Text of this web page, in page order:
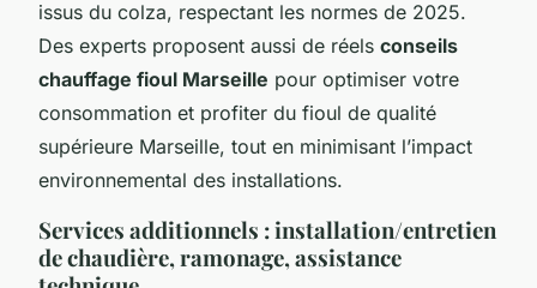
issus du colza, respectant les normes de 2025.
Des experts proposent aussi de réels conseils
chauffage fioul Marseille pour optimiser votre
consommation et profiter du fioul de qualité
supérieure Marseille, tout en minimisant l’impact
environnemental des installations.
Services additionnels : installation/entretien
de chaudière, ramonage, assistance